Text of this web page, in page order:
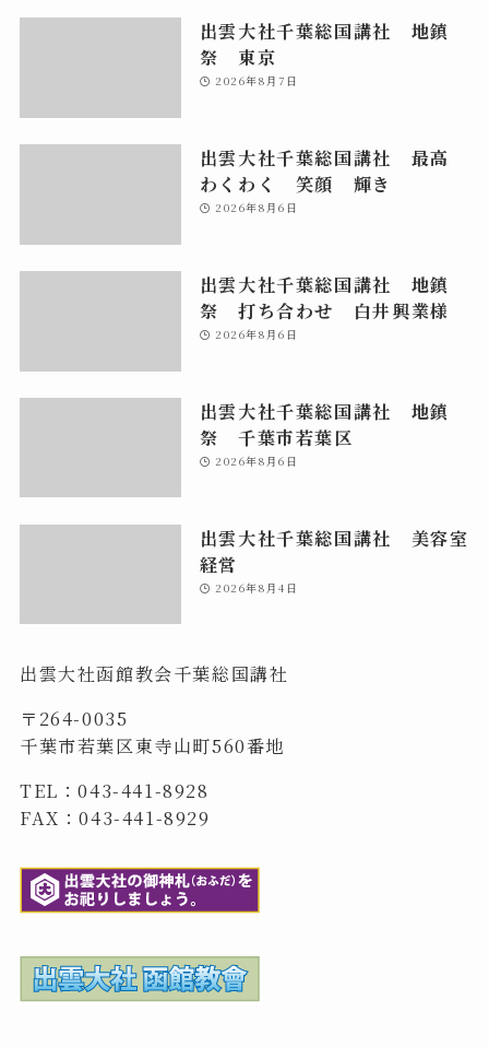
出雲大社千葉総国講社 地鎮
祭 東京
2026年8月7日
出雲大社千葉総国講社 最高
わくわく 笑顔 輝き
2026年8月6日
出雲大社千葉総国講社 地鎮
祭 打ち合わせ 白井興業様
2026年8月6日
出雲大社千葉総国講社 地鎮
祭 千葉市若葉区
2026年8月6日
出雲大社千葉総国講社 美容室
経営
2026年8月4日
出雲大社函館教会千葉総国講社
〒264-0035
千葉市若葉区東寺山町560番地
TEL：043-441-8928
FAX：043-441-8929